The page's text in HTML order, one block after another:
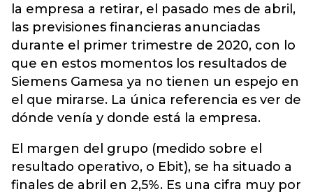
la empresa a retirar, el pasado mes de abril,
las previsiones financieras anunciadas
durante el primer trimestre de 2020, con lo
que en estos momentos los resultados de
Siemens Gamesa ya no tienen un espejo en
el que mirarse. La única referencia es ver de
dónde venía y donde está la empresa.
El margen del grupo (medido sobre el
resultado operativo, o Ebit), se ha situado a
finales de abril en 2,5%. Es una cifra muy por